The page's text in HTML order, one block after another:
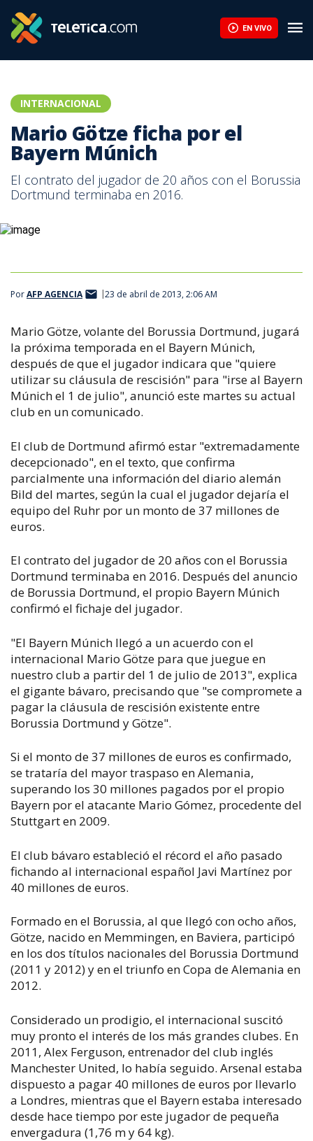
EN VIVO
INTERNACIONAL
Mario Götze ficha por el
Bayern Múnich
El contrato del jugador de 20 años con el Borussia
Dortmund terminaba en 2016.
PorAFP AGENCIA 23 de abril de 2013, 2:06 AM
Mario Götze, volante del Borussia Dortmund, jugará
la próxima temporada en el Bayern Múnich,
después de que el jugador indicara que "quiere
utilizar su cláusula de rescisión" para "irse al Bayern
Múnich el 1 de julio", anunció este martes su actual
club en un comunicado.
El club de Dortmund afirmó estar "extremadamente
decepcionado", en el texto, que confirma
parcialmente una información del diario alemán
Bild del martes, según la cual el jugador dejaría el
equipo del Ruhr por un monto de 37 millones de
euros.
El contrato del jugador de 20 años con el Borussia
Dortmund terminaba en 2016. Después del anuncio
de Borussia Dortmund, el propio Bayern Múnich
confirmó el fichaje del jugador.
"El Bayern Múnich llegó a un acuerdo con el
internacional Mario Götze para que juegue en
nuestro club a partir del 1 de julio de 2013", explica
el gigante bávaro, precisando que "se compromete a
pagar la cláusula de rescisión existente entre
Borussia Dortmund y Götze".
Si el monto de 37 millones de euros es confirmado,
se trataría del mayor traspaso en Alemania,
superando los 30 millones pagados por el propio
Bayern por el atacante Mario Gómez, procedente del
Stuttgart en 2009.
El club bávaro estableció el récord el año pasado
fichando al internacional español Javi Martínez por
40 millones de euros.
Formado en el Borussia, al que llegó con ocho años,
Götze, nacido en Memmingen, en Baviera, participó
en los dos títulos nacionales del Borussia Dortmund
(2011 y 2012) y en el triunfo en Copa de Alemania en
2012.
Considerado un prodigio, el internacional suscitó
muy pronto el interés de los más grandes clubes. En
2011, Alex Ferguson, entrenador del club inglés
Manchester United, lo había seguido. Arsenal estaba
dispuesto a pagar 40 millones de euros por llevarlo
a Londres, mientras que el Bayern estaba interesado
desde hace tiempo por este jugador de pequeña
envergadura (1,76 m y 64 kg).